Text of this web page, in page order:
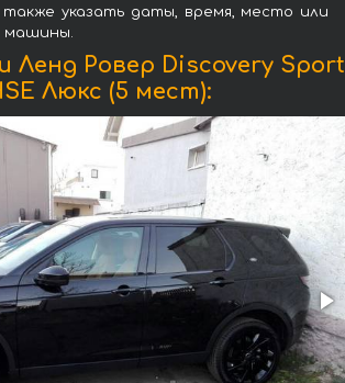
указать даты, время, место или
машины.
Ленд Ровер Discovery Sport
Люкс (5 мест):